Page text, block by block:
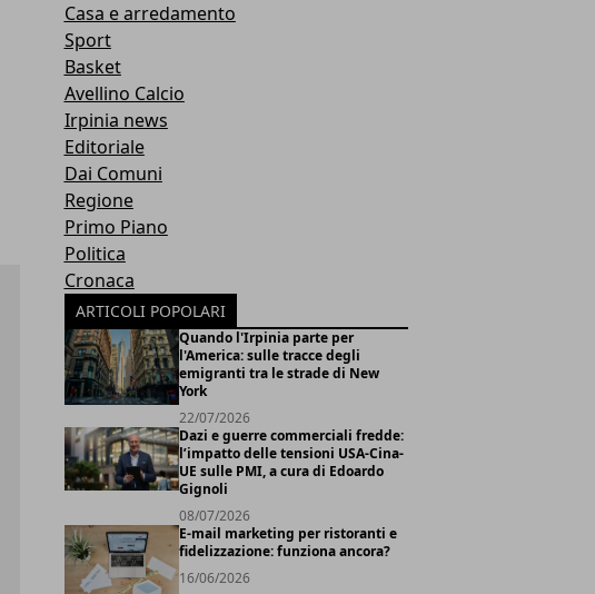
Casa e arredamento
Sport
Basket
Avellino Calcio
Irpinia news
Editoriale
Dai Comuni
Regione
Primo Piano
Politica
Cronaca
ARTICOLI POPOLARI
Quando l'Irpinia parte per
l'America: sulle tracce degli
emigranti tra le strade di New
York
22/07/2026
Dazi e guerre commerciali fredde:
l’impatto delle tensioni USA-Cina-
UE sulle PMI, a cura di Edoardo
Gignoli
08/07/2026
E-mail marketing per ristoranti e
fidelizzazione: funziona ancora?
16/06/2026